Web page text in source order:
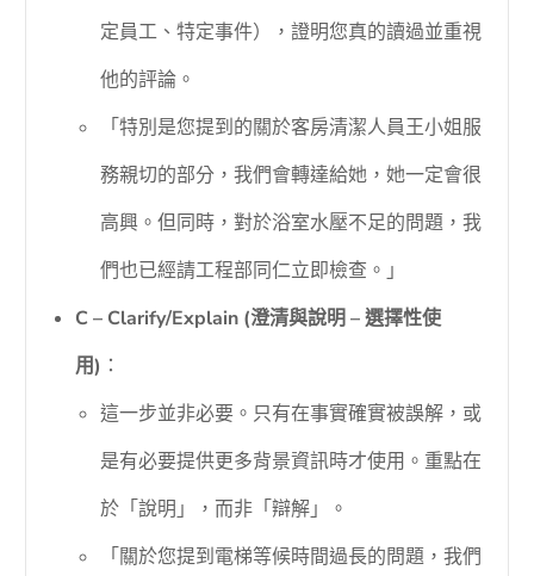
定員工、特定事件），證明您真的讀過並重視
他的評論。
「特別是您提到的關於客房清潔人員王小姐服
務親切的部分，我們會轉達給她，她一定會很
高興。但同時，對於浴室水壓不足的問題，我
們也已經請工程部同仁立即檢查。」
C – Clarify/Explain (澄清與說明 – 選擇性使
用) ：
這一步並非必要。只有在事實確實被誤解，或
是有必要提供更多背景資訊時才使用。重點在
於「說明」，而非「辯解」。
「關於您提到電梯等候時間過長的問題，我們